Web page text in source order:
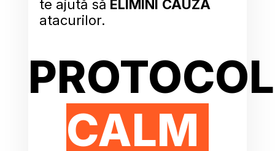
CALM
te ajută să ELIMINI
CAUZA
atacurilor.